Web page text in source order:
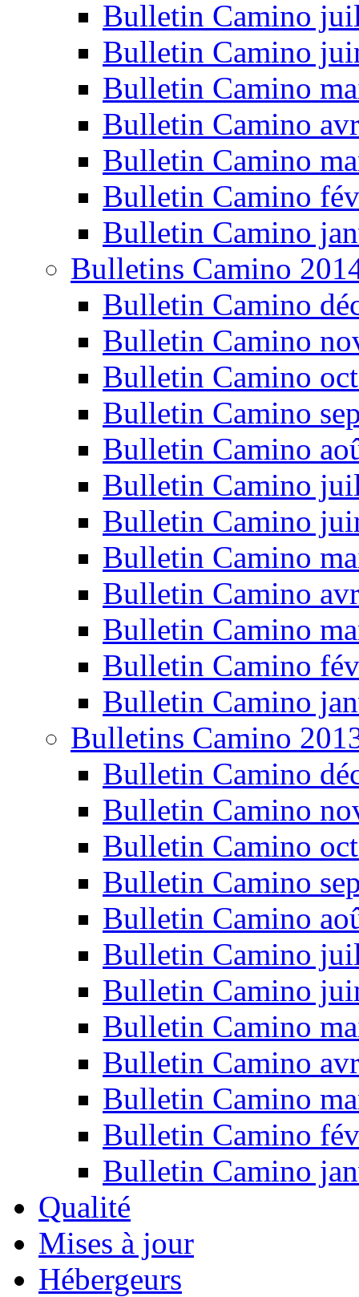
Bulletin Camino
Bulletin Camino
Bulletin Camino
Bulletin Camino
Bulletin Camino
Bulletin Camino
Bulletin Camino
Bulletins Camino
Bulletin Camino
Bulletin Camino
Bulletin Camino
Bulletin Camino
Bulletin Camino
Bulletin Camino
Bulletin Camino
Bulletin Camino
Bulletin Camino
Bulletin Camino
Bulletin Camino
Bulletin Camino
Bulletins Camino
Bulletin Camino
Bulletin Camino
Bulletin Camino
Bulletin Camino
Bulletin Camino
Bulletin Camino
Bulletin Camino
Bulletin Camino
Bulletin Camino
Bulletin Camino
Bulletin Camino
Bulletin Camino
Qualité
Mises à jour
Hébergeurs